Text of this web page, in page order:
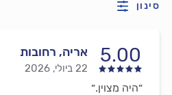
סינון
5.00 אריה, רחובות
22 ביולי, 2026
״היה מצוין.״